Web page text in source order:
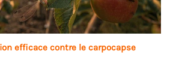
efficace contre le carpocapse